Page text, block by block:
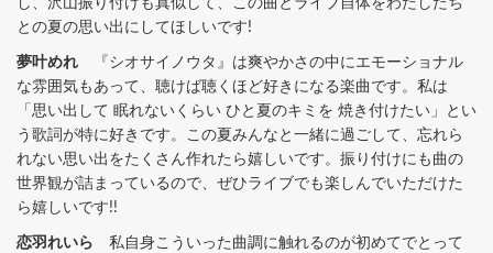
し、沢山振り付けも真似して、この曲とライブ自体をわたしたち
との夏の思い出にしてほしいです!
夢叶めれ 『シオサイノウタ』は爽やかさの中にエモーショナル
な雰囲気もあって、聴けば聴くほど好きになる楽曲です。私は
「思い出して 眠れないくらい ひと夏のキミを 焼き付けたい」とい
う歌詞が特に好きです。この夏みんなと一緒に過ごして、忘れら
れない思い出をたくさん作れたら嬉しいです。振り付けにも曲の
世界観が詰まっているので、ぜひライブでも楽しんでいただけた
ら嬉しいです!!
恋羽れいら 私自身こういった曲調に触れるのが初めてでとって